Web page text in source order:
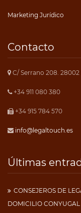
Marketing Jurídico
Contacto
C/ Serrano 208. 28002
+34 911 080 380
+34 915 784 570
info@legaltouch.es
Últimas
CONSEJEROS DE
DOMICILIO CONYUGAL